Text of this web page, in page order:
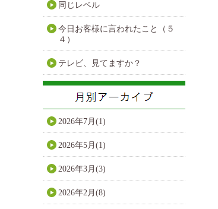
同じレベル
今日お客様に言われたこと（５
４）
テレビ、見てますか？
2026年7月(1)
2026年5月(1)
2026年3月(3)
2026年2月(8)